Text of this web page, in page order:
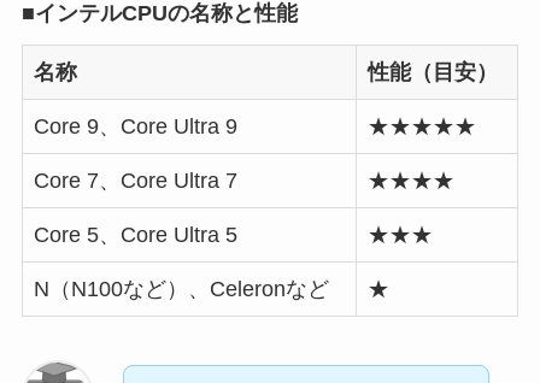
■インテルCPUの名称と性能
名称 性能（目安）
Core 9、Core Ultra 9 ★★★★★
Core 7、Core Ultra 7 ★★★★
Core 5、Core Ultra 5 ★★★
N（N100など）、Celeronなど ★